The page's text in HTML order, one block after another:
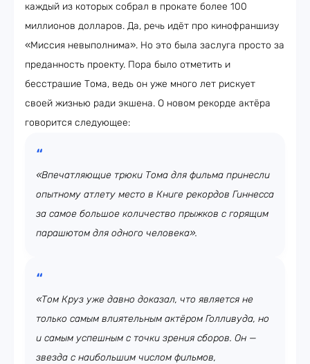
каждый из которых собрал в прокате более 100
миллионов долларов. Да, речь идёт про кинофраншизу
«Миссия невыполнима». Но это была заслуга просто за
преданность проекту. Пора было отметить и
бесстрашие Тома, ведь он уже много лет рискует
своей жизнью ради экшена. О новом рекорде актёра
говорится следующее:
«Впечатляющие трюки Тома для фильма принесли
опытному атлету место в Книге рекордов Гиннесса
за самое большое количество прыжков с горящим
парашютом для одного человека».
«Том Круз уже давно доказал, что является не
только самым влиятельным актёром Голливуда, но
и самым успешным с точки зрения сборов. Он —
звезда с наибольшим числом фильмов,